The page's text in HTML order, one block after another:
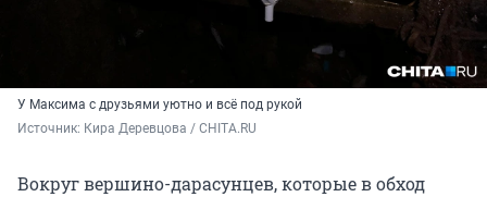
У Максима с друзьями уютно и всё под рукой
Источник: Кира Деревцова / CHITA.RU
Вокруг вершино-дарасунцев, которые в обход